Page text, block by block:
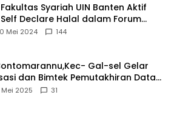
Syariah UIN Banten Aktif
Declare Halal dalam Forum
MUI
Mei 2024 144
Gal-sel Gelar
dan Bimtek Pemutakhiran Data
2025 31